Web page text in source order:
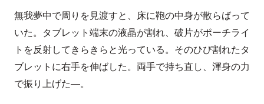
無我夢中で周りを見渡すと、床に鞄の中身が散らばって
いた。タブレット端末の液晶が割れ、破片がポーチライ
トを反射してきらきらと光っている。そのひび割れたタ
ブレットに右手を伸ばした。両手で持ち直し、渾身の力
で振り上げた―。